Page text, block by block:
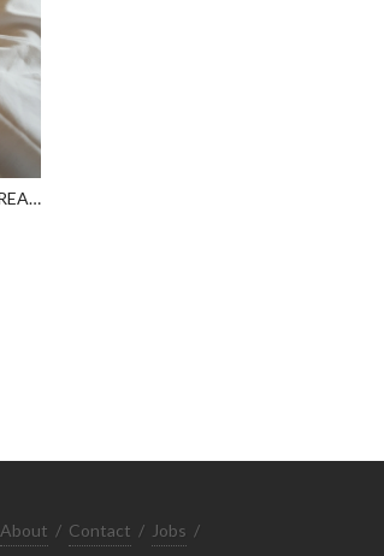
SORRY, I'M OVARY-REACT
About / Contact / Jobs /